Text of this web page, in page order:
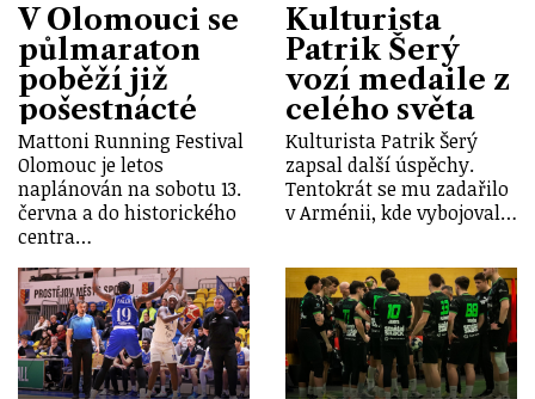
V Olomouci se
půlmaraton
poběží již
pošestnácté
Mattoni Running Festival
Olomouc je letos
naplánován na sobotu 13.
června a do historického
centra…
Kulturista
Patrik Šerý
vozí medaile z
celého světa
Kulturista Patrik Šerý
zapsal další úspěchy.
Tentokrát se mu zadařilo
v Arménii, kde vybojoval…